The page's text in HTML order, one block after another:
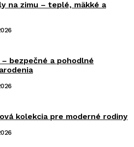
na zimu – teplé, mäkké a
bezpečné a pohodlné
kolekcia pre moderné rodiny